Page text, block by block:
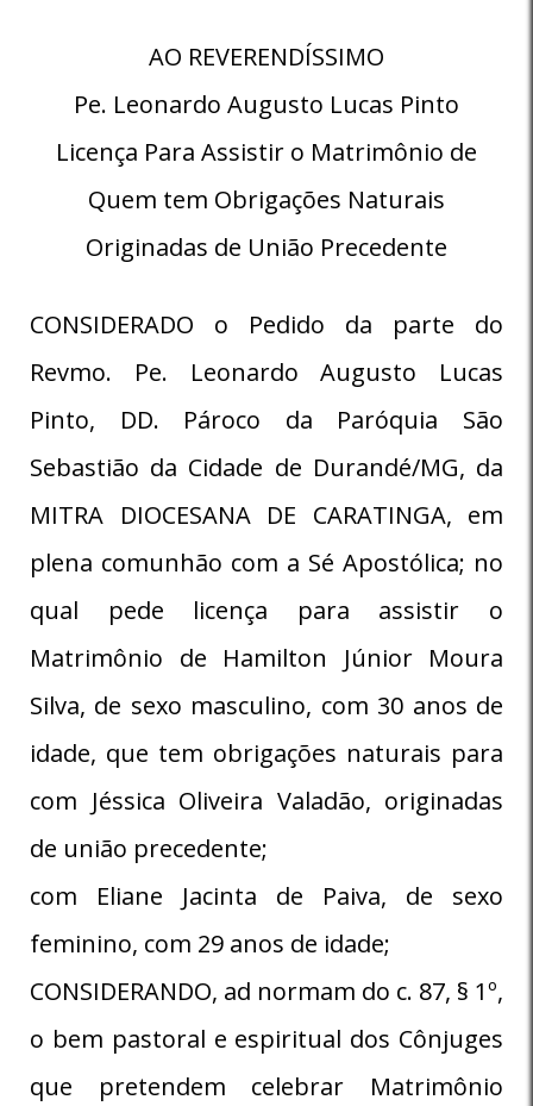
AO REVERENDÍSSIMO
Pe. Leonardo Augusto Lucas Pinto
Licença Para Assistir o Matrimônio de
Quem tem Obrigações Naturais
Originadas de União Precedente
CONSIDERADO o Pedido da parte do
Revmo. Pe. Leonardo Augusto Lucas
Pinto, DD. Pároco da Paróquia São
Sebastião da Cidade de Durandé/MG, da
MITRA DIOCESANA DE CARATINGA, em
plena comunhão com a Sé Apostólica; no
qual pede licença para assistir o
Matrimônio de Hamilton Júnior Moura
Silva, de sexo masculino, com 30 anos de
idade, que tem obrigações naturais para
com Jéssica Oliveira Valadão, originadas
de união precedente;
com Eliane Jacinta de Paiva, de sexo
feminino, com 29 anos de idade;
CONSIDERANDO, ad normam do c. 87, § 1º,
o bem pastoral e espiritual dos Cônjuges
que pretendem celebrar Matrimônio